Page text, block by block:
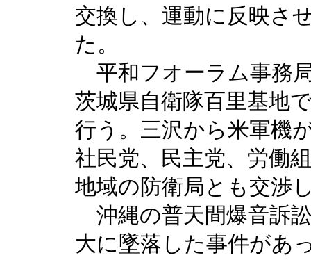
交換し、運動に反映さ
た。
平和フオーラム事務
茨城県自衛隊百里基地
行う。三沢から米軍機
社民党、民主党、労働
地域の防衛局とも交渉
沖縄の普天間爆音訴
大に墜落した事件があ